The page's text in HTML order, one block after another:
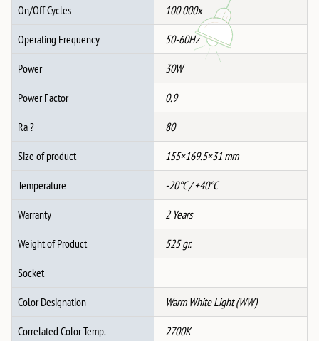
On/Off Cycles 100 000x
Operating Frequency 50-60Hz
Power 30W
Power Factor 0.9
Ra ? 80
Size of product 155×169.5×31 mm
Temperature -20°C / +40°C
Warranty 2 Years
Weight of Product 525 gr.
Socket
Color Designation Warm White Light (WW)
Correlated Color Temp. 2700K